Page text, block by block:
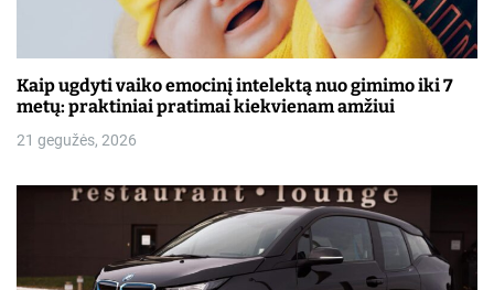
Kaip ugdyti vaiko emocinį intelektą nuo gimimo iki 7
metų: praktiniai pratimai kiekvienam amžiui
21 gegužės, 2026